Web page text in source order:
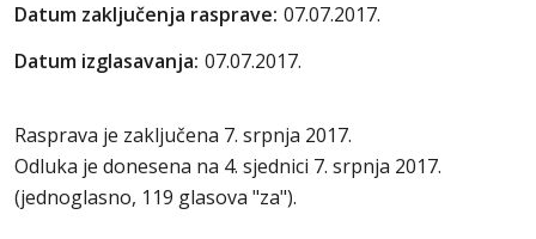
Datum zaključenja rasprave: 07.07.2017.
Datum izglasavanja: 07.07.2017.
Rasprava je zaključena 7. srpnja 2017.
Odluka je donesena na 4. sjednici 7. srpnja 2017.
(jednoglasno, 119 glasova "za").